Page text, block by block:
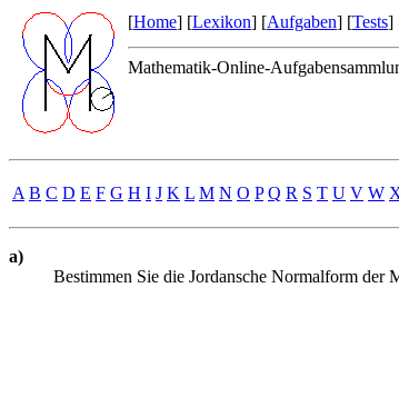
[Home] [Lexikon] [Aufgaben] [Tests]
Mathematik-Online-
A B C D E F G H I J K L M N O P Q R S T U V W
a)
Bestimmen Sie die Jordansche Normalform der